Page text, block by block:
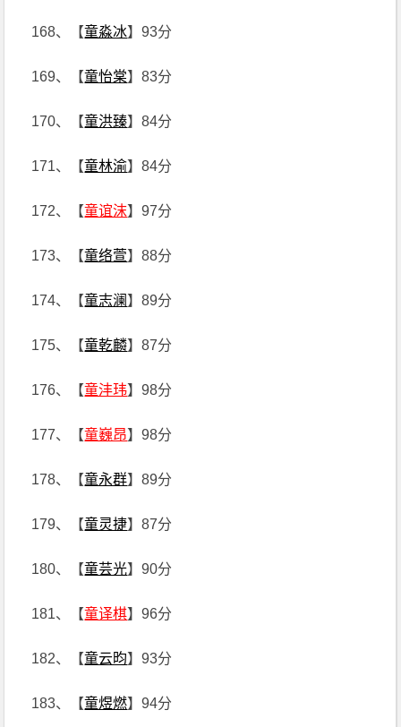
168、【童淼冰】93分
169、【童怡棠】83分
170、【童洪臻】84分
171、【童林渝】84分
172、【童谊沫】97分
173、【童络萱】88分
174、【童志澜 】89分
175、【童乾麟】87分
176、【童沣玮】98分
177、【童巍昂】98分
178、【童永群】89分
179、【童灵捷】87分
180、【童芸光】90分
181、【童译棋】96分
182、【童云昀】93分
183、【童煜燃】94分